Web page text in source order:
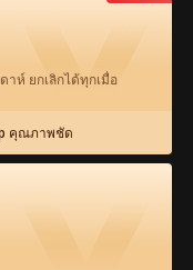
ห์ ยกเลิกได้ทุกเมื่อ
คุณภาพชัด